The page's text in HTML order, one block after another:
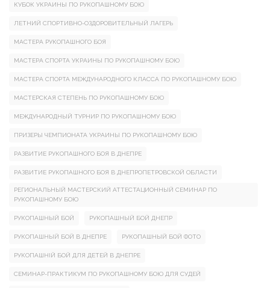
КУБОК УКРАИНЫ ПО РУКОПАШНОМУ БОЮ
ЛЕТНИЙ СПОРТИВНО-ОЗДОРОВИТЕЛЬНЫЙ ЛАГЕРЬ
МАСТЕРА РУКОПАШНОГО БОЯ
МАСТЕРА СПОРТА УКРАИНЫ ПО РУКОПАШНОМУ БОЮ
МАСТЕРА СПОРТА МЕЖДУНАРОДНОГО КЛАССА ПО РУКОПАШНОМУ БОЮ
МАСТЕРСКАЯ СТЕПЕНЬ ПО РУКОПАШНОМУ БОЮ
МЕЖДУНАРОДНЫЙ ТУРНИР ПО РУКОПАШНОМУ БОЮ
ПРИЗЕРЫ ЧЕМПИОНАТА УКРАИНЫ ПО РУКОПАШНОМУ БОЮ
РАЗВИТИЕ РУКОПАШНОГО БОЯ В ДНЕПРЕ
РАЗВИТИЕ РУКОПАШНОГО БОЯ В ДНЕПРОПЕТРОВСКОЙ ОБЛАСТИ
РЕГИОНАЛЬНЫЙ МАСТЕРСКИЙ АТТЕСТАЦИОННЫЙ СЕМИНАР ПО
РУКОПАШНОМУ БОЮ
РУКОПАШНЫЙ БОЙ РУКОПАШНЫЙ БОЙ ДНЕПР
РУКОПАШНЫЙ БОЙ В ДНЕПРЕ РУКОПАШНЫЙ БОЙ ФОТО
РУКОПАШНІЙ БОЙ ДЛЯ ДЕТЕЙ В ДНЕПРЕ
СЕМИНАР-ПРАКТИКУМ ПО РУКОПАШНОМУ БОЮ ДЛЯ СУДЕЙ